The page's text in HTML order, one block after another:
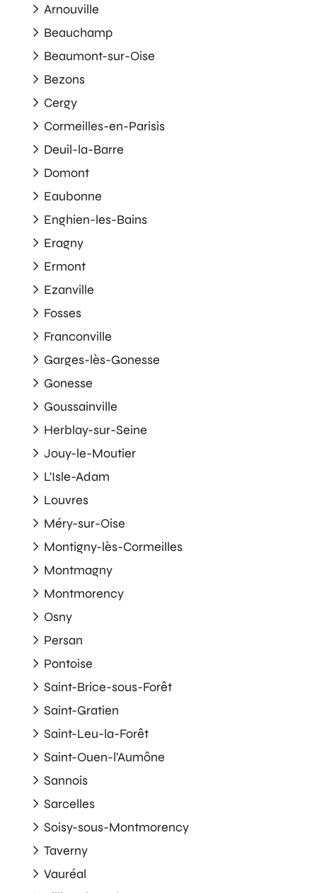
Arnouville
Beauchamp
Beaumont-sur-Oise
Bezons
Cergy
Cormeilles-en-Parisis
Deuil-la-Barre
Domont
Eaubonne
Enghien-les-Bains
Eragny
Ermont
Ezanville
Fosses
Franconville
Garges-lès-Gonesse
Gonesse
Goussainville
Herblay-sur-Seine
Jouy-le-Moutier
L'Isle-Adam
Louvres
Méry-sur-Oise
Montigny-lès-Cormeilles
Montmagny
Montmorency
Osny
Persan
Pontoise
Saint-Brice-sous-Forêt
Saint-Gratien
Saint-Leu-la-Forêt
Saint-Ouen-l'Aumône
Sannois
Sarcelles
Soisy-sous-Montmorency
Taverny
Vauréal